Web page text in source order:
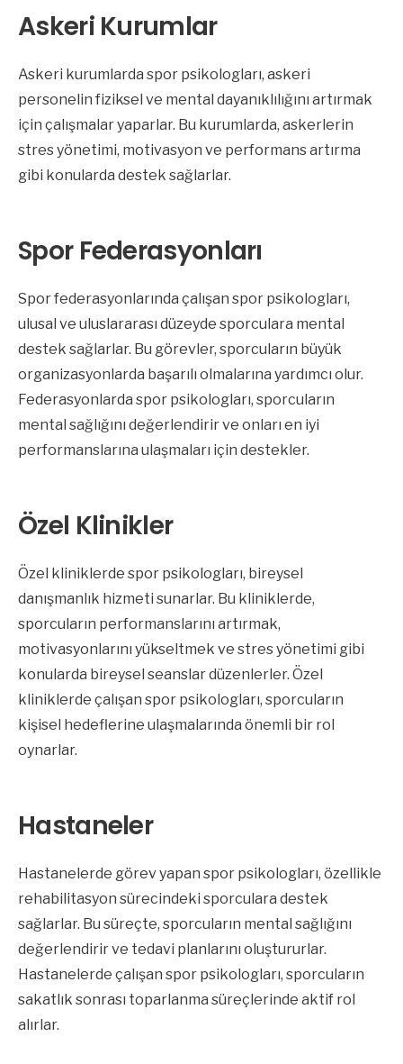
Askeri Kurumlar
Askeri kurumlarda spor psikologları, askeri
personelin fiziksel ve mental dayanıklılığını artırmak
için çalışmalar yaparlar. Bu kurumlarda, askerlerin
stres yönetimi, motivasyon ve performans artırma
gibi konularda destek sağlarlar.
Spor Federasyonları
Spor federasyonlarında çalışan spor psikologları,
ulusal ve uluslararası düzeyde sporculara mental
destek sağlarlar. Bu görevler, sporcuların büyük
organizasyonlarda başarılı olmalarına yardımcı olur.
Federasyonlarda spor psikologları, sporcuların
mental sağlığını değerlendirir ve onları en iyi
performanslarına ulaşmaları için destekler.
Özel Klinikler
Özel kliniklerde spor psikologları, bireysel
danışmanlık hizmeti sunarlar. Bu kliniklerde,
sporcuların performanslarını artırmak,
motivasyonlarını yükseltmek ve stres yönetimi gibi
konularda bireysel seanslar düzenlerler. Özel
kliniklerde çalışan spor psikologları, sporcuların
kişisel hedeflerine ulaşmalarında önemli bir rol
oynarlar.
Hastaneler
Hastanelerde görev yapan spor psikologları, özellikle
rehabilitasyon sürecindeki sporculara destek
sağlarlar. Bu süreçte, sporcuların mental sağlığını
değerlendirir ve tedavi planlarını oluştururlar.
Hastanelerde çalışan spor psikologları, sporcuların
sakatlık sonrası toparlanma süreçlerinde aktif rol
alırlar.